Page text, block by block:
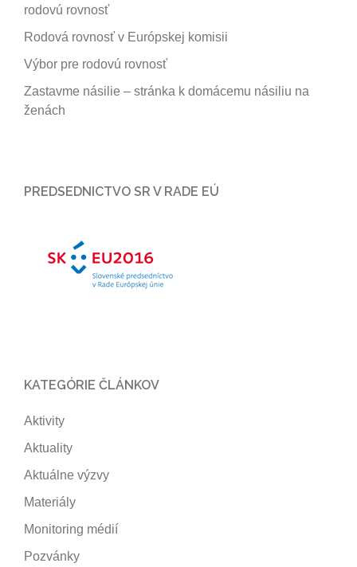
rodovú rovnosť
Rodová rovnosť v Európskej komisii
Výbor pre rodovú rovnosť
Zastavme násilie – stránka k domácemu násiliu na
ženách
PREDSEDNICTVO SR V RADE EÚ
KATEGÓRIE ČLÁNKOV
Aktivity
Aktuality
Aktuálne výzvy
Materiály
Monitoring médií
Pozvánky